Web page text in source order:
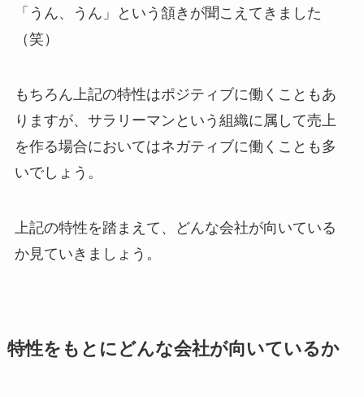
「うん、うん」という頷きが聞こえてきました
（笑）
もちろん上記の特性はポジティブに働くこともあ
りますが、サラリーマンという組織に属して売上
を作る場合においてはネガティブに働くことも多
いでしょう。
上記の特性を踏まえて、どんな会社が向いている
か見ていきましょう。
特性をもとにどんな会社が向いているか